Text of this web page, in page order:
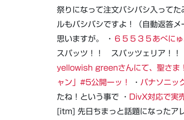
祭りになって注文バシバシ入って
ルもバシバシですよ！（自動返答
思いますが。 ・ ６５５３５あべに
スパッツ！！ スパッツェリア！！
yellowish greenさんにて、聖さま！
ャン」#5公開ーッ！
・ パナソニッ
たね！という事で ・ DivX対応で実
[itm] 先日ちまっと話題になったア